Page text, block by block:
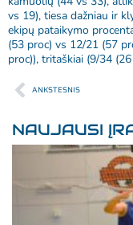
vs 19), tiesa dažniau ir
ekipų pataikymo
(53 proc) vs 12/21 (57
proc)), tritaškiai (9/34
ANKSTESNIS
NAUJAUSI